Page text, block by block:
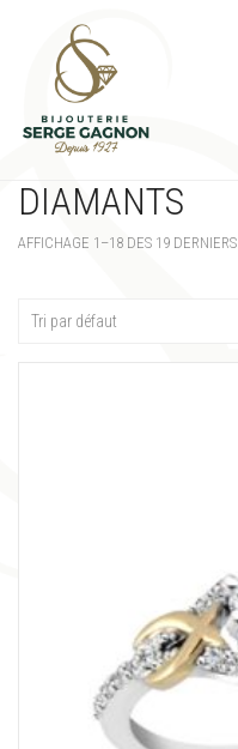
DIAMANTS
AFFICHAGE 1–18 DES 19 DERNIERS
Tri par défaut